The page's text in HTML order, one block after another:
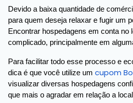
Devido a baixa quantidade de
para quem deseja relaxar e fugir um
Encontrar hospedagens em conta no
complicado, principalmente em
Para facilitar todo esse processo e
dica é que você utilize um cupom
visualizar diversas hospedagens
que mais o agradar em relação a